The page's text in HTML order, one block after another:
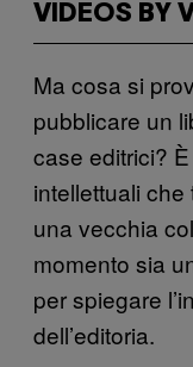
VIDEOS BY
Ma cosa si
pubblicare un
case editrici?
intellettuali
una vecchia
momento sia
per spiegare
dell’editoria.